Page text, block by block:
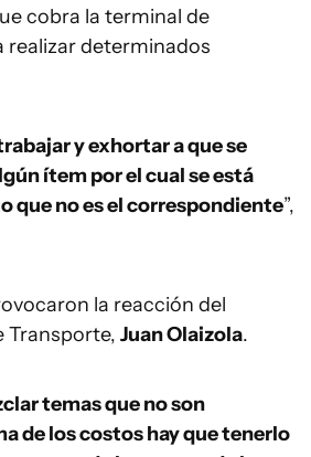
cobra la terminal de
realizar determinados
y exhortar a que se
ítem por el cual se está
que no es el correspondiente”,
la reacción del
Transporte, Juan Olaizola.
temas que no son
de los costos hay que tenerlo